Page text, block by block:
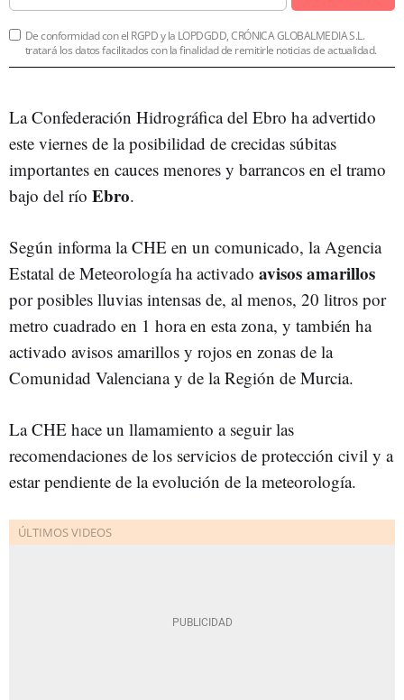
De conformidad con el RGPD y la LOPDGDD, CRÓNICA GLOBALMEDIA S.L.
tratará los datos facilitados con la finalidad de remitirle noticias de actualidad.
La Confederación Hidrográfica del Ebro ha advertido
este viernes de la posibilidad de crecidas súbitas
importantes en cauces menores y barrancos en el tramo
bajo del río Ebro.
Según informa la CHE en un comunicado, la Agencia
Estatal de Meteorología ha activado avisos amarillos
por posibles lluvias intensas de, al menos, 20 litros por
metro cuadrado en 1 hora en esta zona, y también ha
activado avisos amarillos y rojos en zonas de la
Comunidad Valenciana y de la Región de Murcia.
La CHE hace un llamamiento a seguir las
recomendaciones de los servicios de protección civil y a
estar pendiente de la evolución de la meteorología.